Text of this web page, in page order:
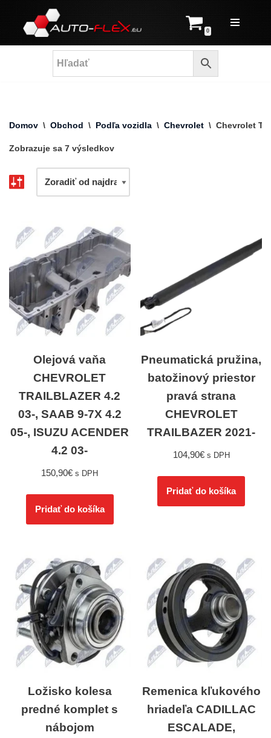
Prejsť
na
0
Domov \ Obchod \ Podľa vozidla \ Chevrolet \ Chevrolet
Zobrazuje sa 7 výsledkov
Olejová vaňa
CHEVROLET
TRAILBLAZER 4.2
03-, SAAB 9-7X 4.2
05-, ISUZU ACENDER
4.2 03-
150,90€ s DPH
Pridať do košíka
Pneumatická pružina,
batožinový priestor
pravá strana
CHEVROLET
TRAILBAZER 2021-
104,90€ s DPH
Pridať do košíka
Ložisko kolesa
predné komplet s
nábojom
Remenica kľukového
hriadeľa CADILLAC
ESCALADE,